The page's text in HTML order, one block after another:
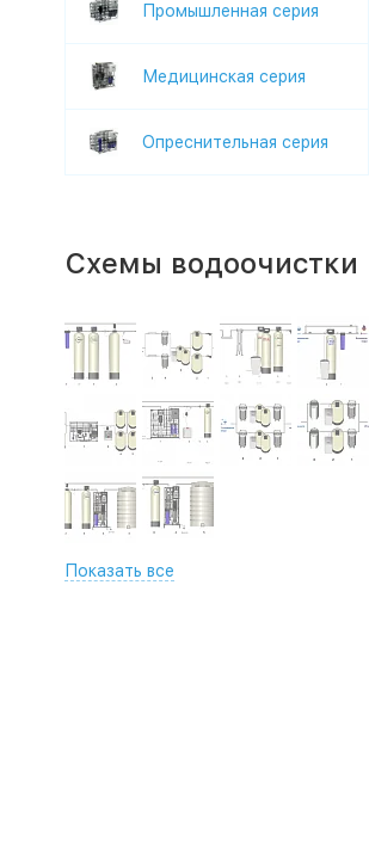
Промышленная серия
Медицинская серия
Опреснительная серия
Схемы водоочистки
Показать все